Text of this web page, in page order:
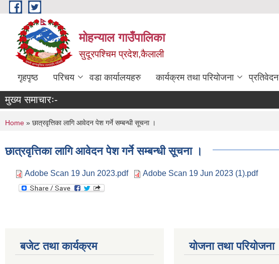
Skip to main content
मोहन्याल गाउँपालिका
सुदूरपश्चिम प्रदेश,कैलाली
गृहपृष्ठ परिचय वडा कार्यालयहरु कार्यक्रम तथा परियोजना प्रतिवेदन
मुख्य समाचारः-
You are here
Home » छात्रवृत्तिका लागि आवेदन पेश गर्ने सम्बन्धी सूचना ।
छात्रवृत्तिका लागि आवेदन पेश गर्ने सम्बन्धी सूचना ।
Adobe Scan 19 Jun 2023.pdf Adobe Scan 19 Jun 2023 (1).pdf
बजेट तथा कार्यक्रम योजना तथा परियोजना